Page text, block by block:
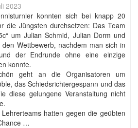
2023
konnten sich bei knapp 20
die Jüngsten durchsetzen: Das Team
um Julian Schmid, Julian Dorm und
Wettbewerb, nachdem man sich in
der Endrunde ohne eine einzige
konnte.
geht an die Organisatoren um
das Schiedsrichtergespann und das
diese gelungene Veranstaltung nicht
hatten gegen die geübten
…